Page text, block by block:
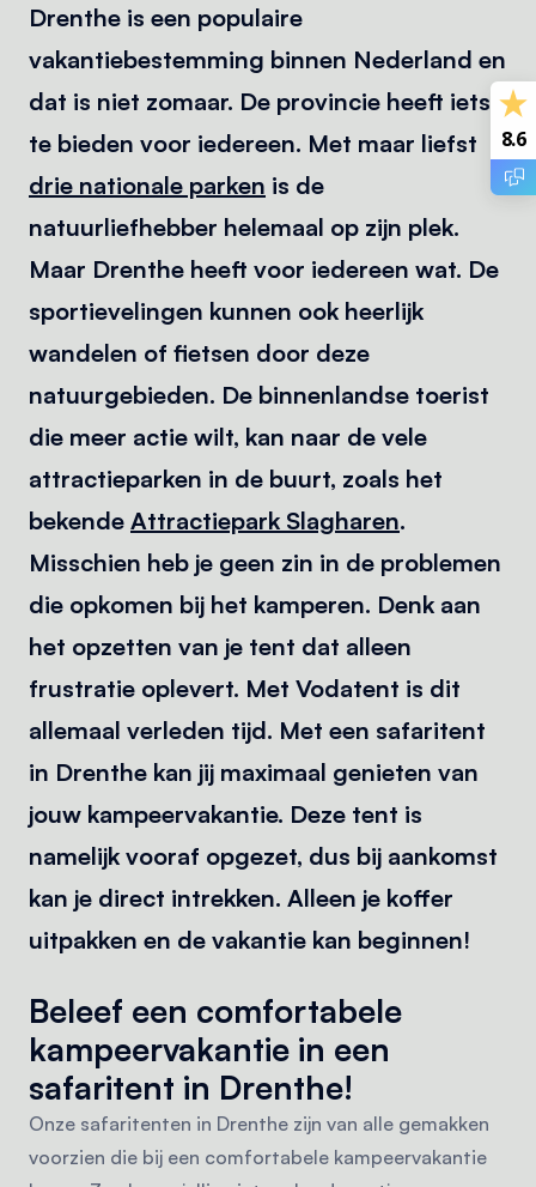
Drenthe is een populaire
vakantiebestemming binnen Nederland en
dat is niet zomaar. De provincie heeft iets
te bieden voor iedereen. Met maar liefst
drie nationale parken is de
natuurliefhebber helemaal op zijn plek.
Maar Drenthe heeft voor iedereen wat. De
sportievelingen kunnen ook heerlijk
wandelen of fietsen door deze
natuurgebieden. De binnenlandse toerist
die meer actie wilt, kan naar de vele
attractieparken in de buurt, zoals het
bekende Attractiepark Slagharen.
Misschien heb je geen zin in de problemen
die opkomen bij het kamperen. Denk aan
het opzetten van je tent dat alleen
frustratie oplevert. Met Vodatent is dit
allemaal verleden tijd. Met een safaritent
in Drenthe kan jij maximaal genieten van
jouw kampeervakantie. Deze tent is
namelijk vooraf opgezet, dus bij aankomst
kan je direct intrekken. Alleen je koffer
uitpakken en de vakantie kan beginnen!
Beleef een comfortabele
kampeervakantie in een
safaritent in Drenthe!
Onze safaritenten in Drenthe zijn van alle gemakken
voorzien die bij een comfortabele kampeervakantie
8.6